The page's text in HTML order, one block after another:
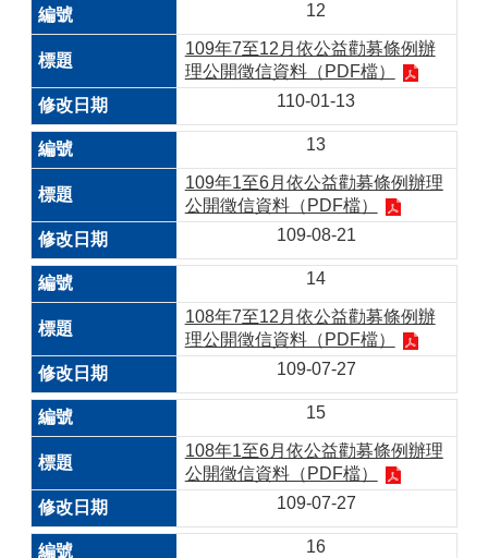
12
109年7至12月依公益勸募條例辦
理公開徵信資料（PDF檔）
110-01-13
13
109年1至6月依公益勸募條例辦理
公開徵信資料（PDF檔）
109-08-21
14
108年7至12月依公益勸募條例辦
理公開徵信資料（PDF檔）
109-07-27
15
108年1至6月依公益勸募條例辦理
公開徵信資料（PDF檔）
109-07-27
16